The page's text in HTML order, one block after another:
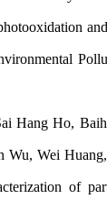
Hang Ho,
Wu, Wei
of